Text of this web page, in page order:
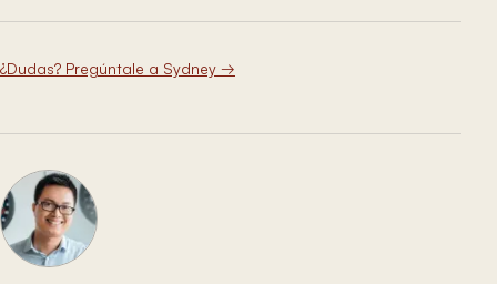
¿Dudas? Pregúntale a Sydney →